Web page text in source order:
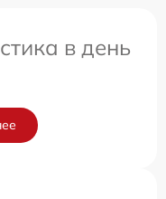
в день